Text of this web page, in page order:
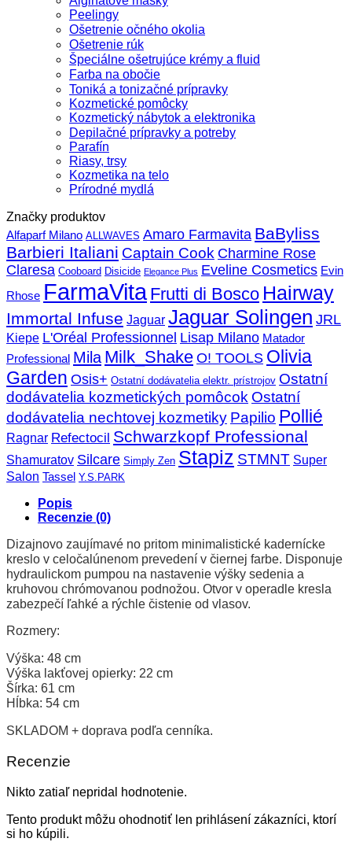
Peelingy
Ošetrenie očného okolia
Ošetrenie rúk
Špeciálne ošetrujúce krémy a fluid
Farba na obočie
Toniká a tonizačné prípravky
Kozmetické pomôcky
Kozmetický nábytok a elektronika
Depilačné prípravky a potreby
Parafín
Riasy, trsy
Kozmetika na telo
Prírodné mydlá
Značky produktov
Alfaparf Milano ALLWAVES Amaro Farmavita BaByliss
Barbieri Italiani Captain Cook Charmine Rose
Claresa Cooboard Disicide Elegance Plus Eveline Cosmetics Evin
Rhose FarmaVita Frutti di Bosco Hairway
Immortal Infuse Jaguar Jaguar Solingen JRL
Kiepe L'Oréal Professionnel Lisap Milano Matador
Professional Mila Milk_Shake O! TOOLS Olivia
Garden Osis+ Ostatní dodávatelia elektr. prístrojov Ostatní
dodávatelia kozmetických pomôcok Ostatní
dodávatelia nechtovej kozmetiky Papilio Pollié
Ragnar Refectocil Schwarzkopf Professional
Shamuratov Silcare Simply Zen Stapiz STMNT Super
Salon Tassel Y.S.PARK
Popis
Recenzie (0)
Dizajnovo zaujímavé no pritom minimalistické kadernícke
kreslo v celočalúnenom prevedení v čiernej farbe. Disponuje
hydraulickom pumpou na nastavenie výšky sedenia a
kruhovou chrómovanou podnožou. Otvor v operadle kresla
zabezpečí ľahké a rýchle čistenie od vlasov.
Rozmery:
Výška: 48 cm
Výška lakťovej opierky: 22 cm
Šírka: 61 cm
Hĺbka: 54 cm
SKLADOM + doprava podľa cenníka.
Recenzie
Nikto zatiaľ nepridal hodnotenie.
Tento produkt môžu ohodnotiť len prihlásení zákazníci, ktorí
si ho kúpili.